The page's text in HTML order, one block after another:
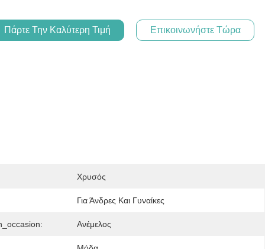
Πάρτε Την Καλύτερη Τιμή Επικοινωνήστε Τώρα
Χρυσός
Για Άνδρες Και Γυναίκες
Ανέμελος